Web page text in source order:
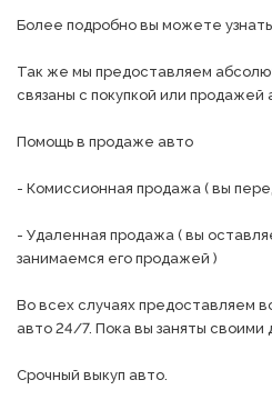
Более подробно вы можете
Так же мы предоставляем
связаны с покупкой или
Помощь в продаже авто
- Комиссионная продажа ( вы
- Удаленная продажа ( вы
занимаемся его продажей )
Во всех случаях предоставляем
авто 24/7. Пока вы заняты своими
Срочный выкуп авто.